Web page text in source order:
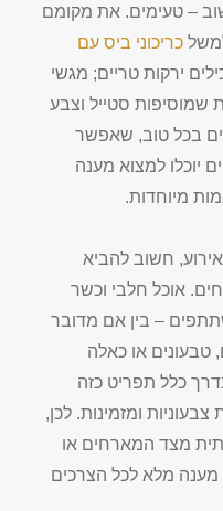
– טעימים. את מקומם
כריכוני ביס עם
ירקות טריים; מגשי
שמוסיפות סטייל וצבע
בכל טוב, שאפשר
יוכלו למצוא מענה
מיוחדות.
חשוב להביא
אוכל חלבי וכשר
– בין אם מדובר
טבעונים או כאלה
כלל תפריט כזה
ומזמינות. לכן,
מצד המארחים או
מענה מלא לכל הצרכים